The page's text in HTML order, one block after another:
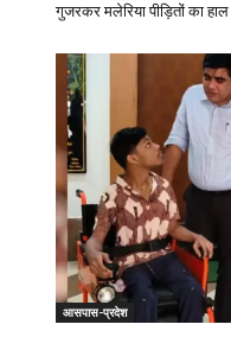
गुजरकर मलेरिया पीड़ितों का
आसपास-प्रदेश